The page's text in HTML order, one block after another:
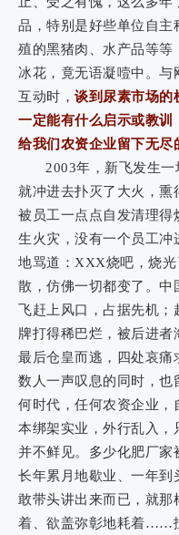
品，特别是好些单位自
殖的黑猪肉、水产品等
冰花，竟无语凝噎中。
互动时，谈到尿素市场的
一定能有什么启示或教
给我们农资企业留下无尽
2003年，新飞发生
就冲进去扑灭了大火，熏
被员工一点点自发清理
生火灾，没有一个员工冲
地骂道：XXX烧吧，烧
散，仿佛一切都变了。
飞赶上风口，占据先机
牌打得稀巴烂，被后进者
最后仓皇而逃，四处哀
数人一声叹息的同时，
何时代，任何农资企业，
本绑架实业，外行乱入
并不鲜见。多少化肥厂家
长年累月地歇业、一年到
敢带头讲出来而已，就那
着、欲盖弥彰地耗着……